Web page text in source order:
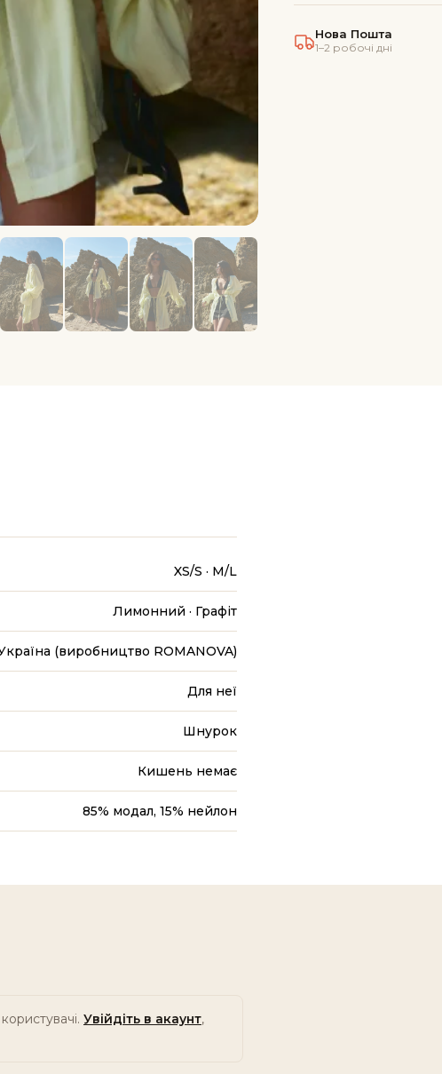
вільний
силует
кількість
Нова Пошта
1–2 робочі дні
XS/S · M/L
Лимонний · Графіт
(виробництво ROMANOVA)
Для неї
Шнурок
Кишень немає
85% модал, 15% нейлон
Увійдіть в акаунт,